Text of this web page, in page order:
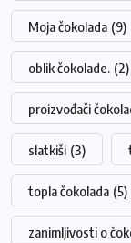
Moja čokolada (9)
oblik čokolade. (2)
proizvođači
slatkiši (3)
topla čokolada (5)
zanimljivosti o